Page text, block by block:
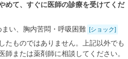
めて、すぐに医師の診療を受けてくだ
い、胸内苦悶・呼吸困難 [ショック]
たものではありません。上記以外でも
師または薬剤師に相談してください。